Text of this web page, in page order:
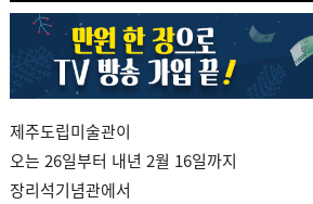
제주도립미술관이
오는 26일부터 내년 2월 16일까지
장리석기념관에서